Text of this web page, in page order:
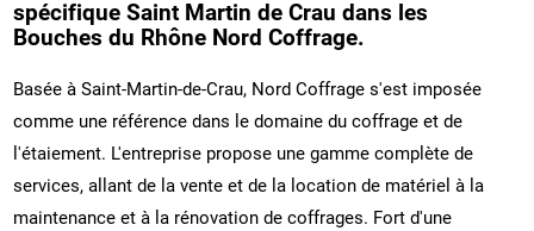
spécifique Saint Martin de Crau dans les
Bouches du Rhône Nord Coffrage.
Basée à Saint-Martin-de-Crau, Nord Coffrage s'est imposée
comme une référence dans le domaine du coffrage et de
l'étaiement. L'entreprise propose une gamme complète de
services, allant de la vente et de la location de matériel à la
maintenance et à la rénovation de coffrages. Fort d'une